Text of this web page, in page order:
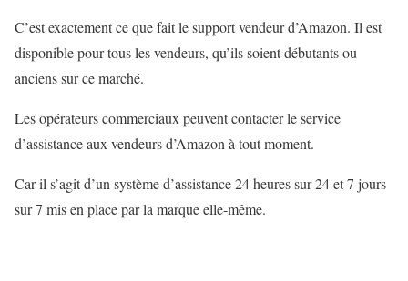
C’est exactement ce que fait le support vendeur d’Amazon. Il est
disponible pour tous les vendeurs, qu’ils soient débutants ou
anciens sur ce marché.
Les opérateurs commerciaux peuvent contacter le service
d’assistance aux vendeurs d’Amazon à tout moment.
Car il s’agit d’un système d’assistance 24 heures sur 24 et 7 jours
sur 7 mis en place par la marque elle-même.